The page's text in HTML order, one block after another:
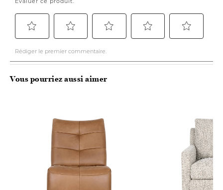
Vous pourriez aussi aimer